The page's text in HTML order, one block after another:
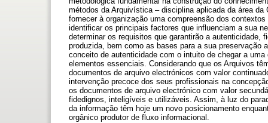
métodos da Arquivística – disciplina aplicada da área
fornecer à organização uma compreensão dos
identificar os principais factores que influenciam a sua
determinar os requisitos que garantirão a autenticidade,
produzida, bem como as bases para a sua preservação
conceito de autenticidade com o intuito de chegar a
elementos essenciais. Considerando que os Arquivos
documentos de arquivo electrónicos com valor
intervenção precoce dos seus profissionais na
os documentos de arquivo electrónico com valor
fidedignos, inteligíveis e utilizáveis. Assim, à luz do
da informação têm hoje um novo posicionamento
orgânico produtor de fluxo informacional.